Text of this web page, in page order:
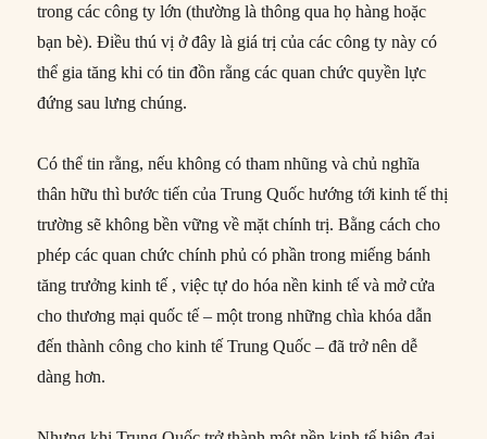
trong các công ty lớn (thường là thông qua họ hàng hoặc
bạn bè). Điều thú vị ở đây là giá trị của các công ty này có
thể gia tăng khi có tin đồn rằng các quan chức quyền lực
đứng sau lưng chúng.
Có thể tin rằng, nếu không có tham nhũng và chủ nghĩa
thân hữu thì bước tiến của Trung Quốc hướng tới kinh tế thị
trường sẽ không bền vững về mặt chính trị. Bằng cách cho
phép các quan chức chính phủ có phần trong miếng bánh
tăng trưởng kinh tế , việc tự do hóa nền kinh tế và mở cửa
cho thương mại quốc tế – một trong những chìa khóa dẫn
đến thành công cho kinh tế Trung Quốc – đã trở nên dễ
dàng hơn.